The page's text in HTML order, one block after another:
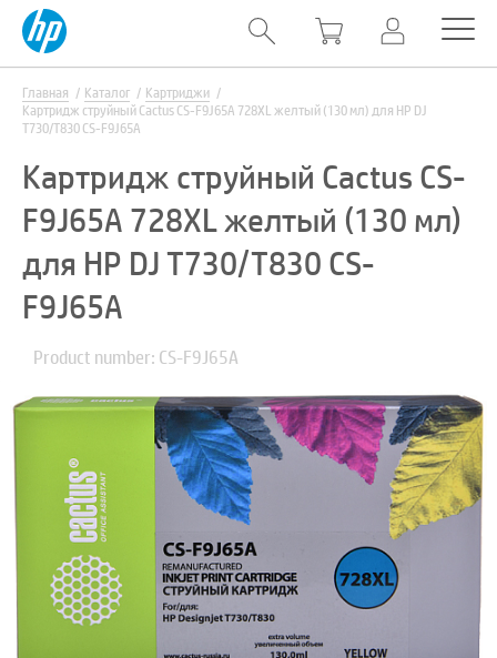
Главная Каталог
Картриджи
Картридж струйный Cactus CS-F9J65A 728XL желтый (130 мл) для HP DJ
T730/T830 CS-F9J65A
Картридж струйный Cactus CS-
F9J65A 728XL желтый (130 мл)
для HP DJ T730/T830 CS-
F9J65A
Product number: CS-F9J65A